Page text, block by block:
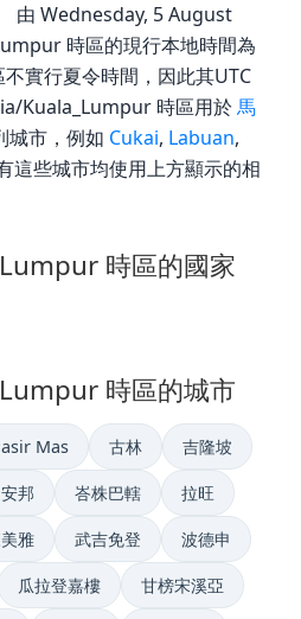
由 Wednesday, 5 August
時區的現行本地時間為
實行夏令時間，因此其UTC
Kuala_Lumpur 時區用於馬
城市，例如 Cukai, Labuan,
這些城市均使用上方顯示的相
時區的國家
時區的城市
Mas 古林 吉隆坡
安邦 峇株巴轄 拉旺
雅 武吉免登 波德申
瓜拉登嘉樓 甘榜宋溪亞